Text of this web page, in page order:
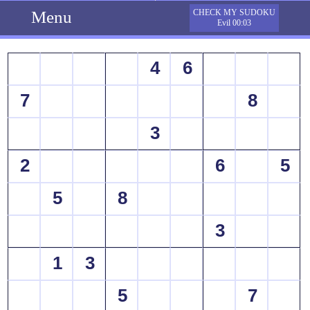
Menu
CHECK MY SUDOKU
Evil 00:03
4
6
7
8
3
2
6
5
5
8
3
1
3
5
7